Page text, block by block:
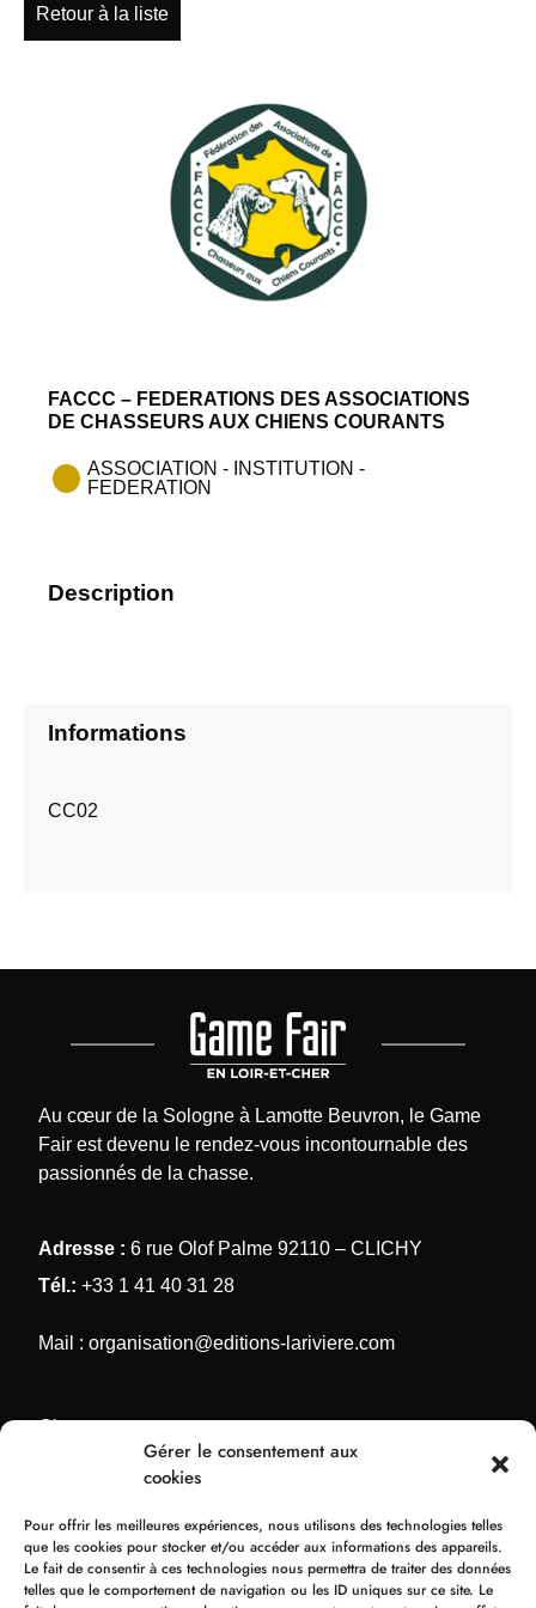
Gérer le consentement aux
cookies
Pour offrir les meilleures expériences, nous utilisons des technologies telles
que les cookies pour stocker et/ou accéder aux informations des appareils.
Le fait de consentir à ces technologies nous permettra de traiter des données
telles que le comportement de navigation ou les ID uniques sur ce site. Le
Retour à la liste
FACCC – FEDERATIONS DES ASSOCIATIONS
DE CHASSEURS AUX CHIENS COURANTS
ASSOCIATION - INSTITUTION -
FEDERATION
Description
Informations
CC02
Au cœur de la Sologne à Lamotte Beuvron, le Game
Fair est devenu le rendez-vous incontournable des
passionnés de la chasse.
Adresse : 6 rue Olof Palme 92110 – CLICHY
Tél.: +33 1 41 40 31 28
Mail : organisation@editions-lariviere.com
Chassons.com
Connaissance de la chasse
Armes de Chasse
NOS ORGANISATIONS